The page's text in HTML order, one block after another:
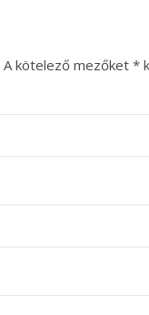
A kötelező mezőket *